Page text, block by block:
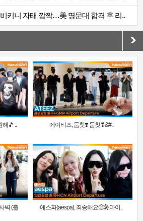
키니 자태 깜짝…美 명문대 합격 후 리..
해🎵 .. 에이티즈, 둠칫❣️ 둠칫❣&#..
벽 (출
에스파(aespa), 죄송해요🥺🎤마이..